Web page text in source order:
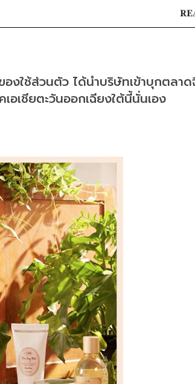
ใช้ส่วนตัว ได้นำบริษัทเข้าบุกตลาด
อเชียตะวันออกเฉียงใต้นี้นั่นเอง